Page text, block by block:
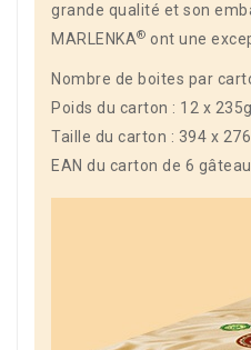
grande qualité et son
MARLENKA® ont une
Nombre de boites par
Poids du carton : 12 x 235g
Taille du carton : 394 x
EAN du carton de 6